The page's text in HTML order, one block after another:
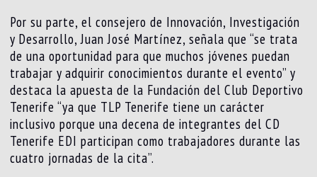
Por su parte, el consejero de Innovación, Investigación
y Desarrollo, Juan José Martínez, señala que “se trata
de una oportunidad para que muchos jóvenes puedan
trabajar y adquirir conocimientos durante el evento” y
destaca la apuesta de la Fundación del Club Deportivo
Tenerife “ya que TLP Tenerife tiene un carácter
inclusivo porque una decena de integrantes del CD
Tenerife EDI participan como trabajadores durante las
cuatro jornadas de la cita”.